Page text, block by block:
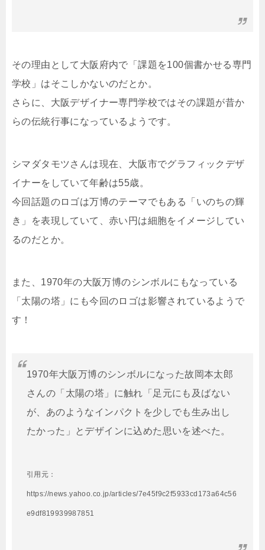
その理由として大阪府内で「課題を100個書かせる専門
学校」はそこしかないのだとか。
さらに、大阪デザイナー専門学校ではその課題が昔か
らの伝統行事になっているようです。
シマダタモツさんは現在、大阪市でグラフィックデザ
イナーをしていて年齢は55歳。
今回話題のロゴは万博のテーマでもある「いのちの輝
き」を表現していて、赤い円は細胞をイメージしてい
るのだとか。
また、1970年の大阪万博のシンボルにもなっている
「太陽の塔」にも今回のロゴは影響されているようで
す！
1970年大阪万博のシンボルになった故岡本太郎
さんの「太陽の塔」に触れ「足元にも及ばない
が、あのようなインパクトを少しでも生み出し
たかった」とデザインに込めた思いを述べた。
引用元：
https://news.yahoo.co.jp/articles/7e45f9c2f5933cd173a64c56
e9df819939987851